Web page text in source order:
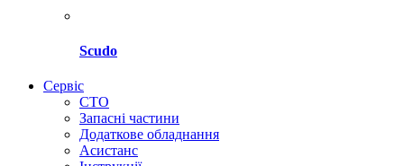
Scudo
Сервіс
СТО
Запасні частини
Додаткове обладнання
Асистанс